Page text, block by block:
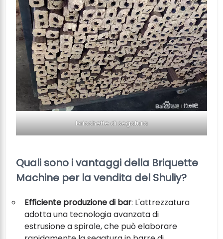
bricchette di segatura
Quali sono i vantaggi della Briquette
Machine per la vendita del Shuliy?
Efficiente produzione di bar: L'attrezzatura
adotta una tecnologia avanzata di
estrusione a spirale, che può elaborare